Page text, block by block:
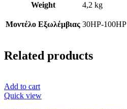
Weight
4,2 kg
Μοντέλο Εξωλέμβιας 30HP-100HP
Related products
Add to cart
Quick view